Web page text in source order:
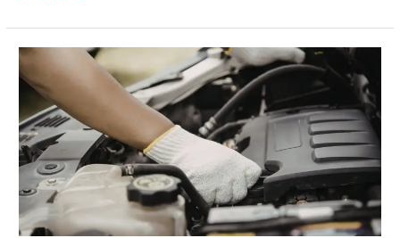
téléchargement,
avis,
fonctionnement
différences
avec
CamSam
PLUS